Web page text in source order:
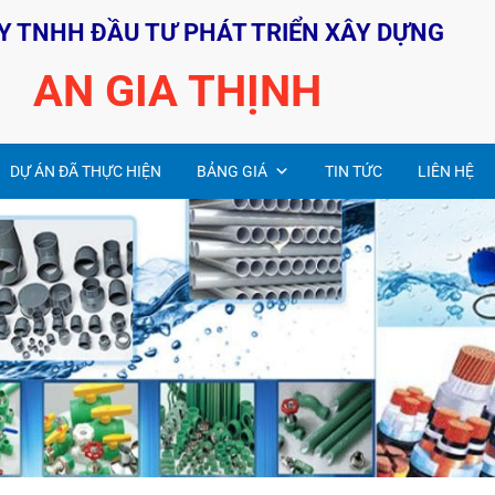
TNHH ĐẦU TƯ PHÁT TRIỂN XÂY DỰNG
AN GIA THỊNH
DỰ ÁN ĐÃ THỰC HIỆN BẢNG GIÁ TIN TỨC LIÊN HỆ